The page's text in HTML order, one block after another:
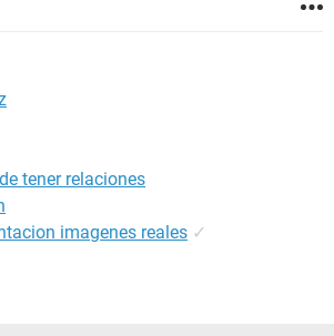
tener relaciones
imagenes reales ✓